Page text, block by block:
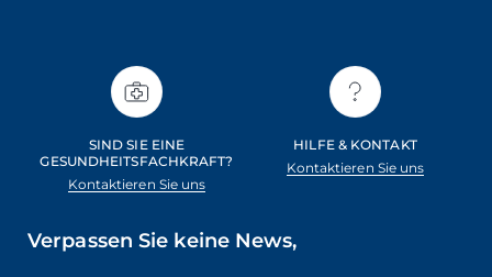
SIND SIE EINE
GESUNDHEITSFACHKRAFT?
Kontaktieren Sie uns
HILFE & KONTAKT
Kontaktieren Sie uns
Verpassen Sie keine News,